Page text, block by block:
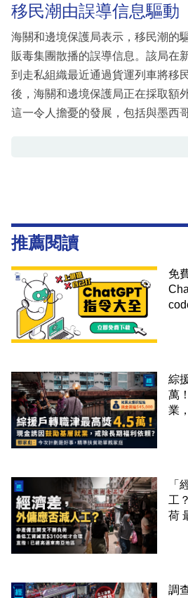
移民潮由誤導信息驅動
海關和邊境保護局表示，移民潮的
販毒集團散播的誤導信息。該局在
到走私組織最近通過貨運列車將移
後，海關和邊境保護局正在採取額
這一令人擔憂的發展，包括與墨西
推薦閱讀
免
綜
萬
業
「
工
荷
調